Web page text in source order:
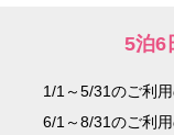
5泊6
1/1～5/31のご利
6/1～8/31のご利